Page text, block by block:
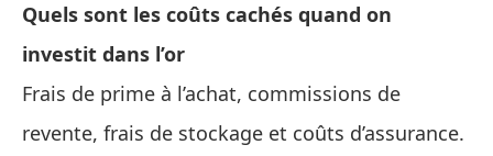
Quels sont les coûts cachés quand on
investit dans l’or
Frais de prime à l’achat, commissions de
revente, frais de stockage et coûts d’assurance.